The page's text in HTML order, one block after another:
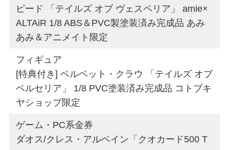
ピード 「テイルズ オブ ヴェスペリア」 amie×
ALTAiR 1/8 ABS＆PVC製塗装済み完成品 あみ
あみ＆アニメイト限定
フィギュア
[特典付き] ベルベット・クラウ 「テイルズ オブ
ベルセリア」 1/8 PVC塗装済み完成品 コトブキ
ヤショップ限定
ゲーム・PC系金券
ダオス/クレス・アルベイン「クオカード500 T